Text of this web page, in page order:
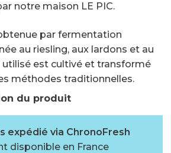
de La Choucroute – LE PIC
?
notre maison LE PIC.
par fermentation
au riesling, aux lardons et au
utilisé est cultivé et transformé
méthodes traditionnelles.
du produit
expédié via ChronoFresh
disponible en France